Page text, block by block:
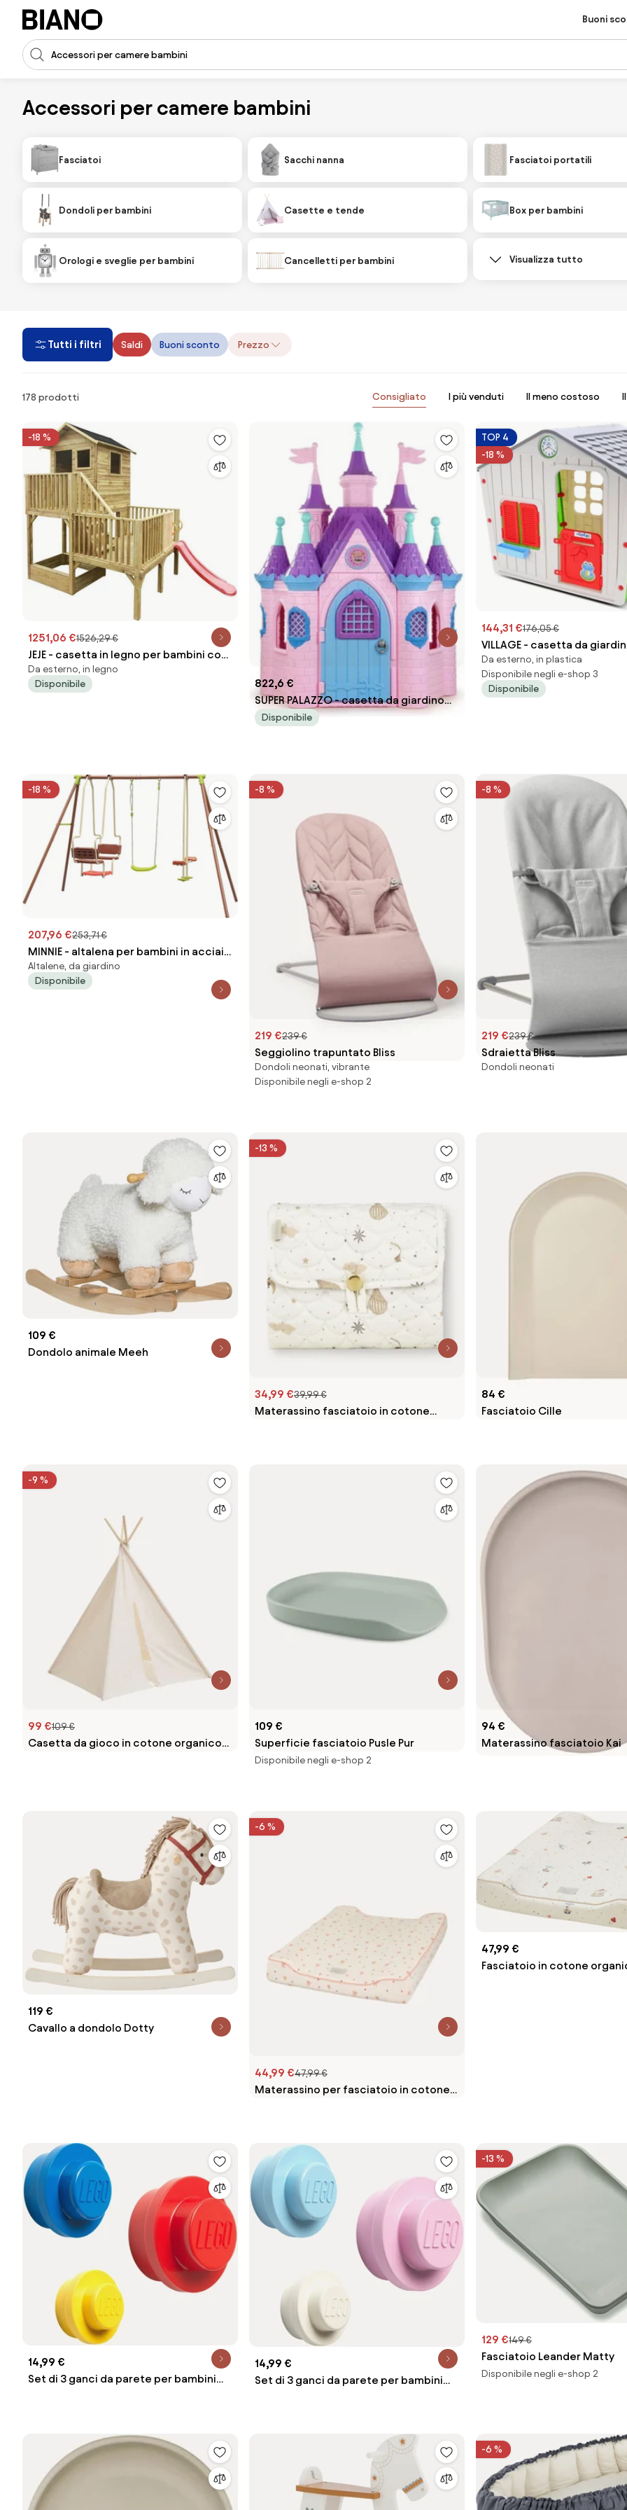
Salta la navigazione, vai al contenuto
Input della ricerca
Buoni
Accessori per camere bambini
Fasciatoi Sacchi nanna Fasciatoi portatili
Dondoli per bambini Casette e tende Box per bambini
Orologi e sveglie per bambini Cancelletti per bambini Visualizza tutto
Tutti i filtri Saldi Buoni sconto Prezzo
Prodotti
178 prodotti Consigliato I più venduti Il meno costoso
-18 %
1251,06 €1526,29 €
JEJE - casetta in legno per bambini con
scivolo
Da esterno, in legno
Disponibile
822,6 €
SUPER PALAZZO - casetta da giardino
per bambini
Disponibile
TOP 4
-18 %
144,31 €176,05 €
VILLAGE - casetta da
bambini
Da esterno, in plastica
Disponibile negli e-shop 3
Disponibile
-18 %
207,96 €253,71 €
MINNIE - altalena per bambini in acciaio
5 posti
Altalene, da giardino
Disponibile
-8 %
219 €239 €
Seggiolino trapuntato Bliss
Dondoli neonati, vibrante
Disponibile negli e-shop 2
-8 %
219 €239 €
Sdraietta Bliss
Dondoli neonati
109 €
Dondolo animale Meeh
-13 %
34,99 €39,99 €
Materassino fasciatoio in cotone
84 €
Fasciatoio Cille
-9 %
99 €109 €
Casetta da gioco in cotone organico
109 €
Superficie fasciatoio Pusle Pur
Disponibile negli e-shop 2
94 €
Materassino fasciatoio Kai
119 €
Cavallo a dondolo Dotty
-6 %
44,99 €47,99 €
Materassino per fasciatoio in cotone
47,99 €
Fasciatoio in cotone
14,99 €
Set di 3 ganci da parete per bambini
14,99 €
Set di 3 ganci da parete per bambini
-13 %
129 €149 €
Fasciatoio Leander Matty
Disponibile negli e-shop 2
-6 %